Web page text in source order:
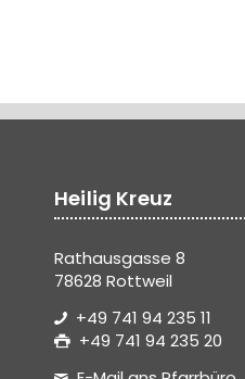
Heilig Kreuz
Rathausgasse 8
78628 Rottweil
+49 741 94 235 11
+49 741 94 235 20